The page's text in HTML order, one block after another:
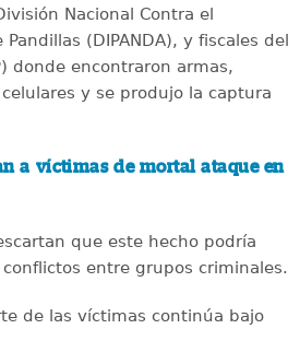
Nacional Contra el
(DIPANDA), y fiscales del
donde encontraron armas,
y se produjo la captura
a víctimas de mortal ataque en
que este hecho podría
entre grupos criminales.
de las víctimas continúa bajo